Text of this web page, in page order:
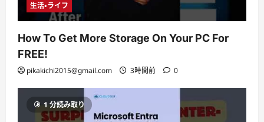
生活・ライフ
How To Get More Storage On Your PC For
FREE!
pikakichi2015@gmail.com 3時間前 0
1 分読み取り